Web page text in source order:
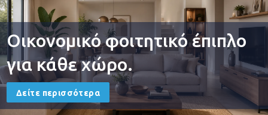
Οικονομικό φοιτητικό έπιπλο
για κάθε χώρο.
Δείτε περισσότερα